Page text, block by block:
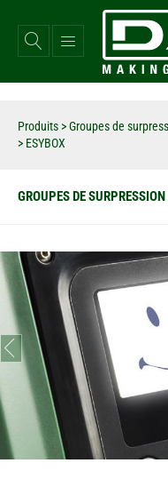
contenu
principal
Produits >Groupes de
> ESYBOX
GROUPES DE
prev